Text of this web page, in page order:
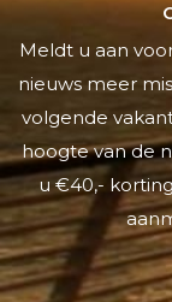
Meldt u aan
nieuws meer
volgende
hoogte van de
u €40,-